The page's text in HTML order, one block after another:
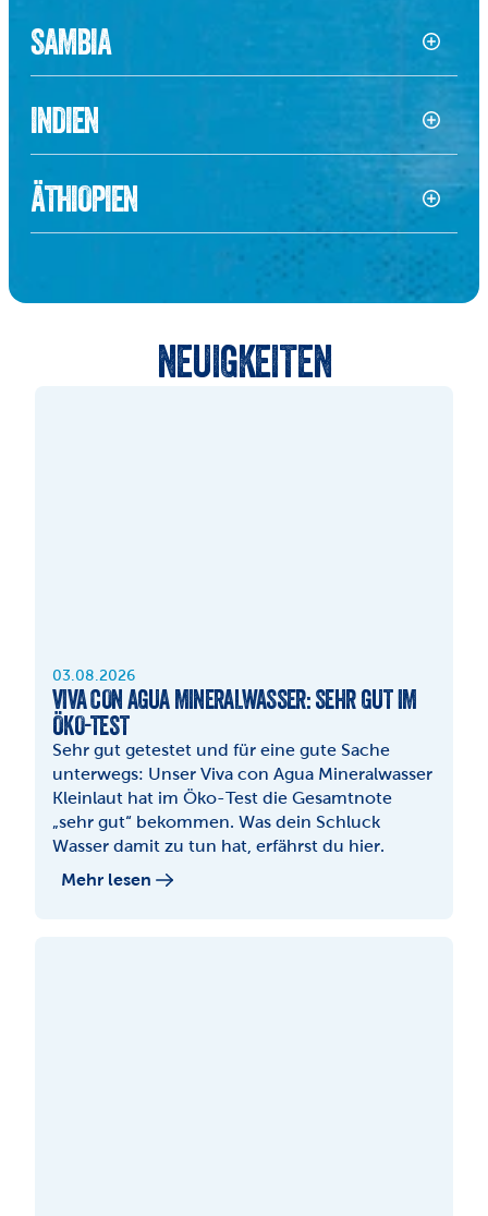
SAMBIA
INDIEN
ÄTHIOPIEN
NEUIGKEITEN
03.08.2026
VIVA CON AGUA MINERALWASSER: SEHR GUT IM
ÖKO-TEST
Sehr gut getestet und für eine gute Sache
unterwegs: Unser Viva con Agua Mineralwasser
Kleinlaut hat im Öko-Test die Gesamtnote
„sehr gut“ bekommen. Was dein Schluck
Wasser damit zu tun hat, erfährst du hier.
Mehr lesen